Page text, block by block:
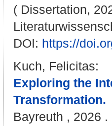
( Dissertation,
DOI: https://
Kuch, Felicitas:
Exploring the
Transformation.
Bayreuth , 2026 .